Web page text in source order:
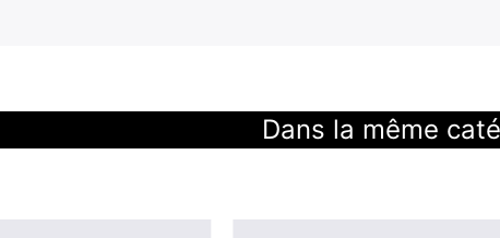
Dans la même